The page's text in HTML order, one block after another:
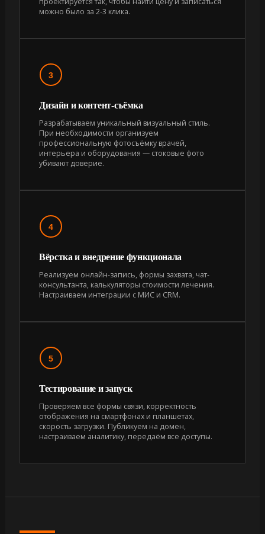
можно было за 2-3 клика.
3
Дизайн и контент-съёмка
Разрабатываем уникальный визуальный стиль.
При необходимости организуем
профессиональную фотосъёмку врачей,
интерьера и оборудования — стоковые фото
убивают доверие.
4
Вёрстка и внедрение функционала
Реализуем онлайн-запись, формы захвата, чат-
консультанта, калькуляторы стоимости лечения.
Настраиваем интеграции с МИС и CRM.
5
Тестирование и запуск
Проверяем все формы связи, корректность
отображения на смартфонах и планшетах,
скорость загрузки. Публикуем на домен,
настраиваем аналитику, передаём все доступы.